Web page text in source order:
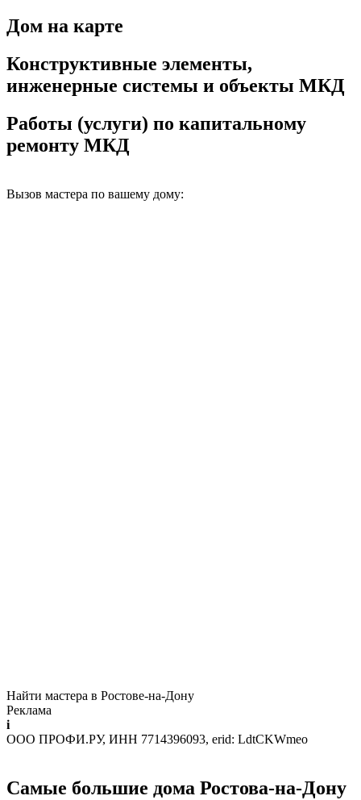
Дом на карте
Конструктивные элементы,
инженерные системы и объекты МКД
Работы (услуги) по капитальному
ремонту МКД
Вызов мастера по вашему дому:
Найти мастера в Ростове-на-Дону
Реклама
i
ООО ПРОФИ.РУ, ИНН 7714396093, erid: LdtCKWmeo
Самые большие дома Ростова-на-Дону